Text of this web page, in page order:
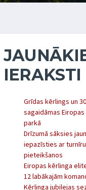
IERAKSTI
Grīdas kērlings un
sagaidāmas
parkā
Drīzumā sāksies
iepazīsties ar
pieteikšanos
Eiropas kērlinga
12 labākajām
Kērlinga jubilejas